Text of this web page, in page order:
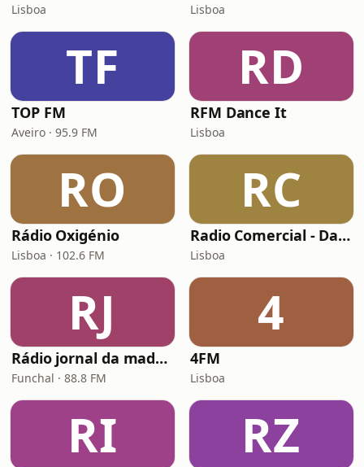
Lisboa Lisboa
TF
TOP FM
Aveiro · 95.9 FM
RD
RFM Dance It
Lisboa
RO
Rádio Oxigénio
Lisboa · 102.6 FM
RC
Radio Comercial - Dance
Lisboa
RJ
Rádio jornal da madeira
Funchal · 88.8 FM
4
4FM
Lisboa
RI RZ